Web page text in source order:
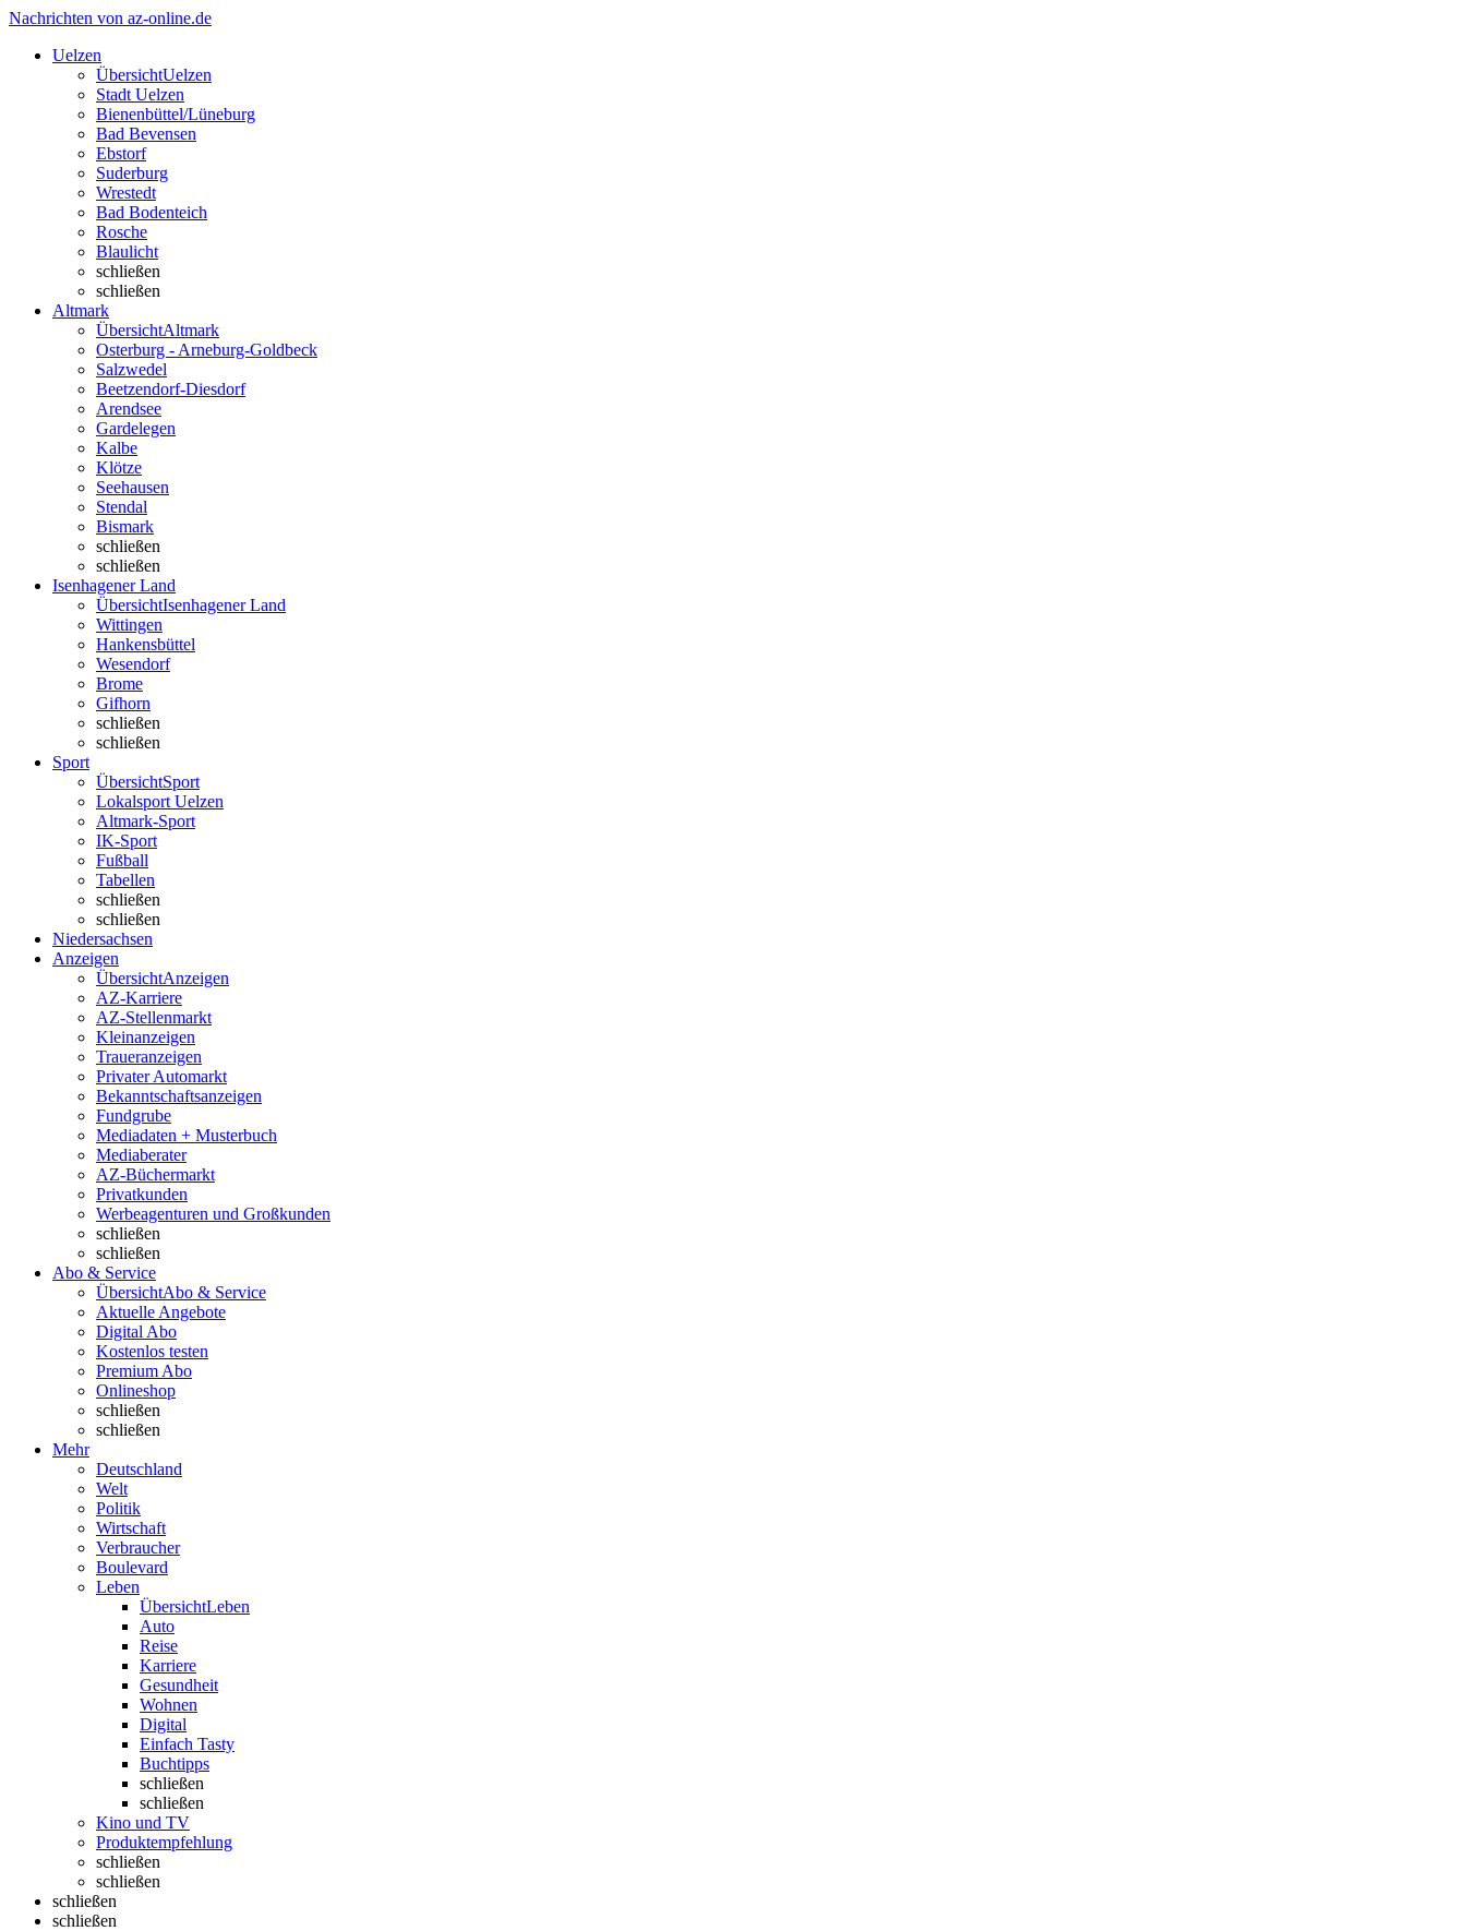
Nachrichten von az-online.de
Uelzen
ÜbersichtUelzen
Stadt Uelzen
Bienenbüttel/Lüneburg
Bad Bevensen
Ebstorf
Suderburg
Wrestedt
Bad Bodenteich
Rosche
Blaulicht
schließen
schließen
Altmark
ÜbersichtAltmark
Osterburg - Arneburg-Goldbeck
Salzwedel
Beetzendorf-Diesdorf
Arendsee
Gardelegen
Kalbe
Klötze
Seehausen
Stendal
Bismark
schließen
schließen
Isenhagener Land
ÜbersichtIsenhagener Land
Wittingen
Hankensbüttel
Wesendorf
Brome
Gifhorn
schließen
schließen
Sport
ÜbersichtSport
Lokalsport Uelzen
Altmark-Sport
IK-Sport
Fußball
Tabellen
schließen
schließen
Niedersachsen
Anzeigen
ÜbersichtAnzeigen
AZ-Karriere
AZ-Stellenmarkt
Kleinanzeigen
Traueranzeigen
Privater Automarkt
Bekanntschaftsanzeigen
Fundgrube
Mediadaten + Musterbuch
Mediaberater
AZ-Büchermarkt
Privatkunden
Werbeagenturen und Großkunden
schließen
schließen
Abo & Service
ÜbersichtAbo & Service
Aktuelle Angebote
Digital Abo
Kostenlos testen
Premium Abo
Onlineshop
schließen
schließen
Mehr
Deutschland
Welt
Politik
Wirtschaft
Verbraucher
Boulevard
Leben
ÜbersichtLeben
Auto
Reise
Karriere
Gesundheit
Wohnen
Digital
Einfach Tasty
Buchtipps
schließen
schließen
Kino und TV
Produktempfehlung
schließen
schließen
schließen
schließen